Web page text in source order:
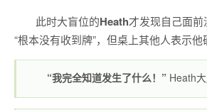
此时大盲位的Heath才发现自己面
“根本没有收到牌”，但桌上其他人表示他
“我完全知道发生了什么！” Heath大